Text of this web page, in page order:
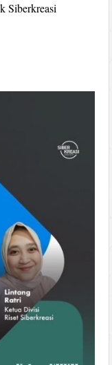
Siberkreasi